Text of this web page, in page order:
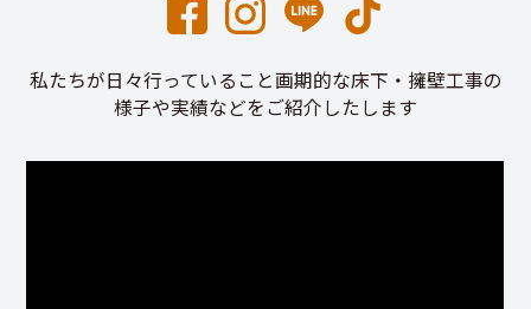
私たちが日々行っていること画期的な床下・擁壁工事の
様子や実績などをご紹介したします